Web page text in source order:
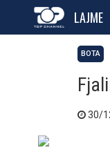
LAJME
BOTA
30/